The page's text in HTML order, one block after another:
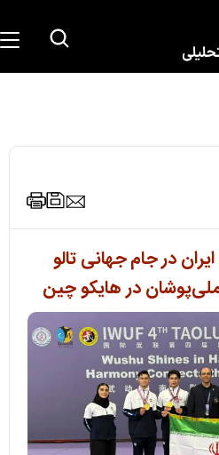
در جام جهانی تالو